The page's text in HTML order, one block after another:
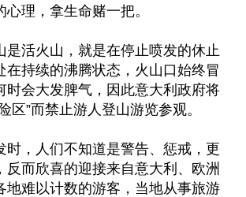
理，拿生命赌一把。
是活火山，就是在停止喷发的休止
在持续的沸腾状态，火山口始终冒
时会大发脾气，因此意大利政府将
区”而禁止游人登山游览参观。
时，人们不知道是警告、惩戒，更
反而欣喜的迎接来自意大利、欧洲
地难以计数的游客，当地从事旅游